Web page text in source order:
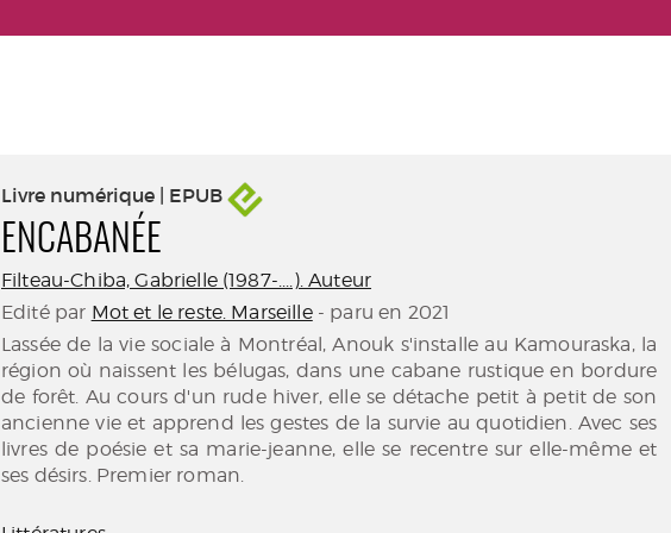
Livre numérique | EPUB
ENCABANÉE
Filteau-Chiba, Gabrielle (1987-....). Auteur
Edité par Mot et le reste. Marseille- paru en 2021
Lassée de la vie sociale à Montréal, Anouk s'installe au Kamouraska, la
région où naissent les bélugas, dans une cabane rustique en bordure
de forêt. Au cours d'un rude hiver, elle se détache petit à petit de son
ancienne vie et apprend les gestes de la survie au quotidien. Avec ses
livres de poésie et sa marie-jeanne, elle se recentre sur elle-même et
ses désirs. Premier roman.